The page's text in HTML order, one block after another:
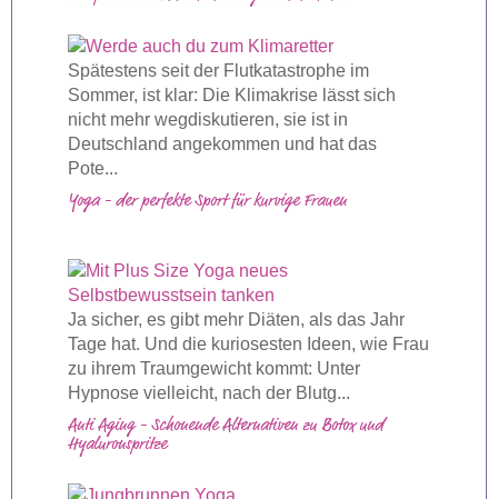
Spätestens seit der Flutkatastrophe im
Sommer, ist klar: Die Klimakrise lässt sich
nicht mehr wegdiskutieren, sie ist in
Deutschland angekommen und hat das
Pote...
Yoga - der perfekte Sport für kurvige Frauen
Ja sicher, es gibt mehr Diäten, als das Jahr
Tage hat. Und die kuriosesten Ideen, wie Frau
zu ihrem Traumgewicht kommt: Unter
Hypnose vielleicht, nach der Blutg...
Anti Aging - Schonende Alternativen zu Botox und
Hyaluronspritze